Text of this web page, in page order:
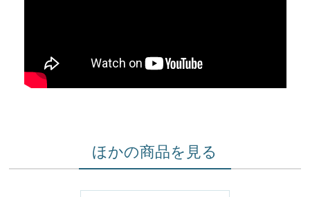
ほかの商品を見る